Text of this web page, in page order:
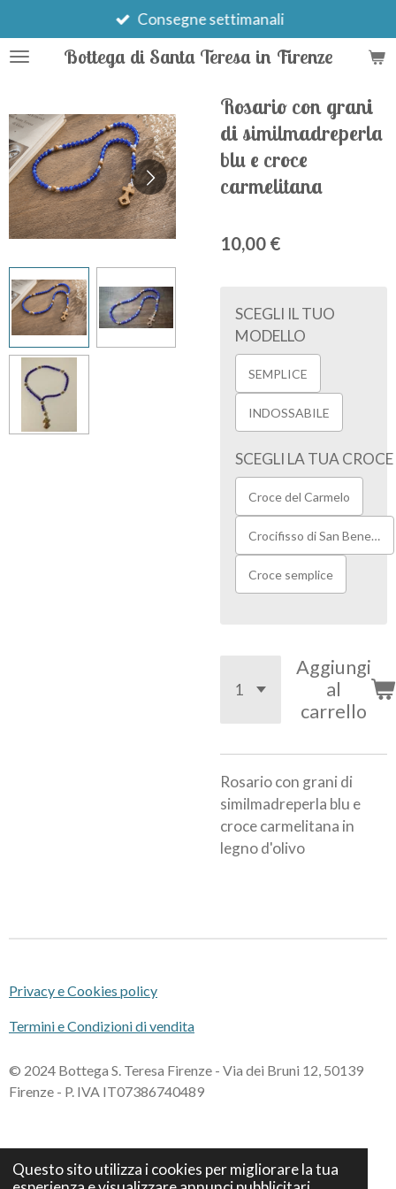
Questo sito utilizza i cookies per migliorare la tua
al
contenutoBottega di Santa Teresa in Firenze
Consegne settimanali
Rosario con grani
di similmadreperla
blu e croce
carmelitana
10,00 €
SCEGLI IL TUO
MODELLO
SEMPLICE
INDOSSABILE
SCEGLI LA TUA CROCE
Croce del Carmelo
Crocifisso di San Benedetto
Croce semplice
Aggiungi
al
carrello
Rosario con grani di
similmadreperla blu e
croce carmelitana in
legno d'olivo
Privacy e Cookies policy
Termini e Condizioni di vendita
© 2024 Bottega S. Teresa Firenze - Via dei Bruni 12, 50139
Firenze - P. IVA IT07386740489